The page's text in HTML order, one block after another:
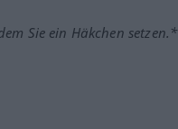
Sie ein Häkchen setzen.*